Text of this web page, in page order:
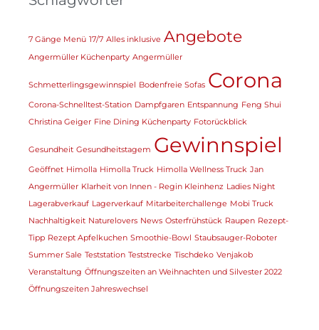
7 Gänge Menü 17/7 Alles inklusive Angebote
Angermüller Küchenparty Angermüller
Schmetterlingsgewinnspiel Bodenfreie Sofas Corona
Corona-Schnelltest-Station Dampfgaren Entspannung Feng Shui
Christina Geiger Fine Dining Küchenparty Fotorückblick
Gesundheit Gesundheitstagem Gewinnspiel
Geöffnet Himolla Himolla Truck Himolla Wellness Truck Jan
Angermüller Klarheit von Innen - Regin Kleinhenz Ladies Night
Lagerabverkauf Lagerverkauf Mitarbeiterchallenge Mobi Truck
Nachhaltigkeit Naturelovers News Osterfrühstück Raupen Rezept-
Tipp Rezept Apfelkuchen Smoothie-Bowl Staubsauger-Roboter
Summer Sale Teststation Teststrecke Tischdeko Venjakob
Veranstaltung Öffnungszeiten an Weihnachten und Silvester 2022
Öffnungszeiten Jahreswechsel